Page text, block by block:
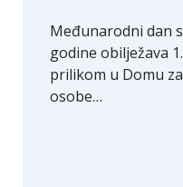
Međunarodni dan
godine obilježava
prilikom u Domu
osobe…